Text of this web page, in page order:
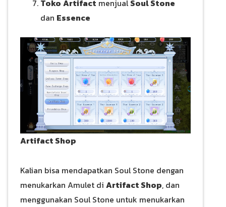
Toko Artifact menjual Soul Stone
dan Essence
Artifact Shop
Kalian bisa mendapatkan Soul Stone dengan
menukarkan Amulet di Artifact Shop, dan
menggunakan Soul Stone untuk menukarkan